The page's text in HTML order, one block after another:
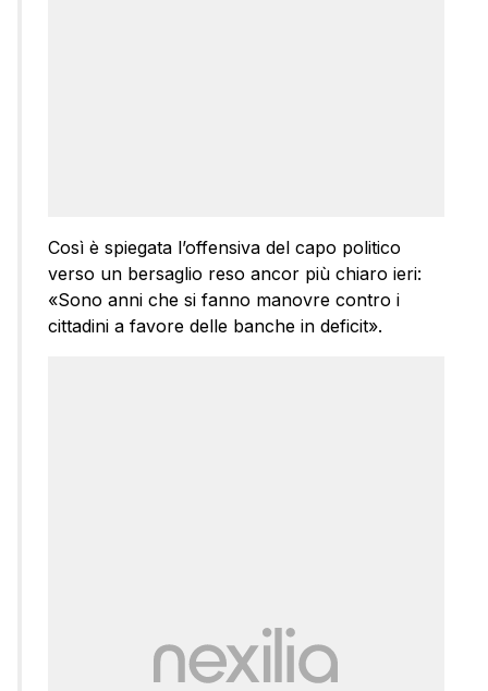
Così è spiegata l’offensiva del capo politico
verso un bersaglio reso ancor più chiaro ieri:
«Sono anni che si fanno manovre contro i
cittadini a favore delle banche in deficit».